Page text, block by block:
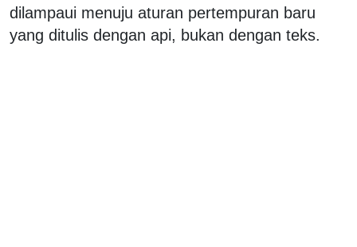
dilampaui menuju aturan pertempuran baru
yang ditulis dengan api, bukan dengan teks.